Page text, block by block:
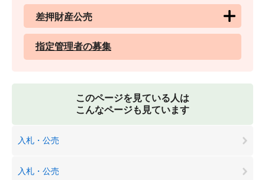
差押財産公売
指定管理者の募集
このページを見ている人は
こんなページも見ています
入札・公売
入札・公売